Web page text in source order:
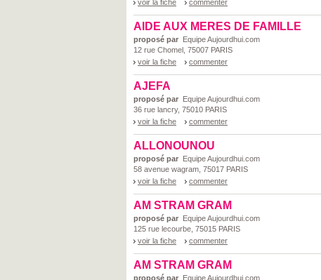
voir la fiche
commenter
AIDE AUX MERES DE FAMILLE
proposé par Equipe Aujourdhui.com
12 rue Chomel, 75007 PARIS
voir la fiche
commenter
AJEFA
proposé par Equipe Aujourdhui.com
36 rue lancry, 75010 PARIS
voir la fiche
commenter
ALLONOUNOU
proposé par Equipe Aujourdhui.com
58 avenue wagram, 75017 PARIS
voir la fiche
commenter
AM STRAM GRAM
proposé par Equipe Aujourdhui.com
125 rue lecourbe, 75015 PARIS
voir la fiche
commenter
AM STRAM GRAM
proposé par Equipe Aujourdhui.com